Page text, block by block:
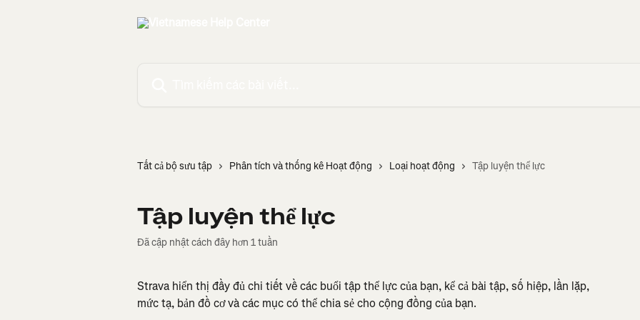
Tất cả bộ sưu tập Phân tích và thống kê Hoạt động Loại hoạt động Tập luyện thể lực
Tập luyện thể lực
Đã cập nhật cách đây hơn 1 tuần
Strava hiển thị đầy đủ chi tiết về các buổi tập thể lực của bạn, kể cả bài tập, số hiệp, lần lặp,
mức tạ, bản đồ cơ và các mục có thể chia sẻ cho cộng đồng của bạn.